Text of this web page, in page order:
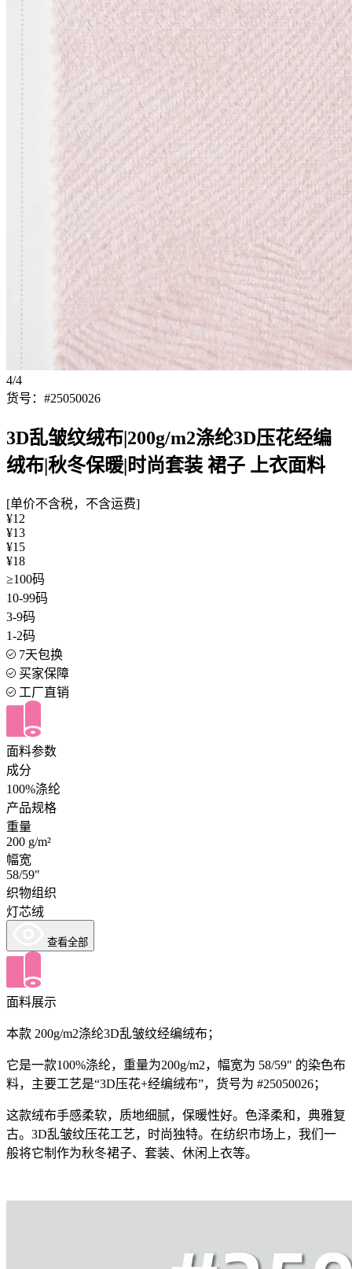
4/4
货号：#25050026
3D乱皱纹绒布|200g/m2涤纶3D压花经编
绒布|秋冬保暖|时尚套装 裙子 上衣面料
[单价不含税，不含运费]
¥12
¥13
¥15
¥18
≥100码
10-99码
3-9码
1-2码
7天包换
买家保障
工厂直销
面料参数
成分
100%涤纶
产品规格
重量
200 g/m²
幅宽
58/59"
织物组织
灯芯绒
查看全部
面料展示
本款 200g/m2涤纶3D乱皱纹经编绒布；
它是一款100%涤纶，重量为200g/m2，幅宽为 58/59" 的染色布
料，主要工艺是“3D压花+经编绒布”，货号为 #25050026；
这款绒布手感柔软，质地细腻，保暖性好。色泽柔和，典雅复
古。3D乱皱纹压花工艺，时尚独特。在纺织市场上，我们一
般将它制作为秋冬裙子、套装、休闲上衣等。